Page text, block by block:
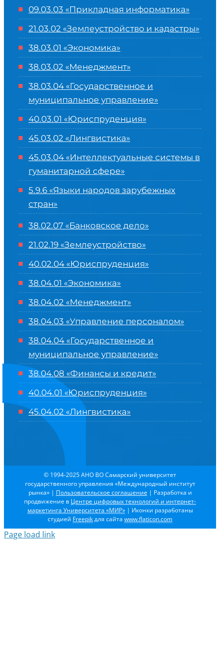
09.03.03 «Прикладная информатика»
21.03.02 «Землеустройство и кадастры»
38.03.01 «Экономика»
38.03.02 «Менеджмент»
38.03.04 «Государственное и
муниципальное управление»
40.03.01 «Юриспруденция»
45.03.02 «Лингвистика»
45.03.04 «Интеллектуальные системы в
гуманитарной сфере»
5.9.6 «Языки народов зарубежных
стран»
38.02.07 «Банковское дело»
21.02.19 «Землеустройство»
40.02.04 «Юриспруденция»
38.04.01 «Экономика»
38.04.02 «Менеджмент»
38.04.03 «Управление персоналом»
38.04.04 «Государственное и
муниципальное управление»
38.04.08 «Финансы и кредит»
40.04.01 «Юриспруденция»
45.04.02 «Лингвистика»
© 1994-2025 АНО ВО Самарский университет
государственного управления «Международный институт
рынка» | Пользовательское соглашение | Разработка и
продвижение в Центре цифровых технологий и интернет-
маркетинга Университета «МИР»| Иконки разработаны
студией Freepikдля сайта www.flaticon.com
Page load link